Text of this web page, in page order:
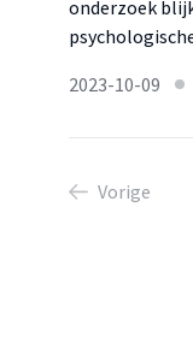
onderzoek
2023-10-09
Vorige